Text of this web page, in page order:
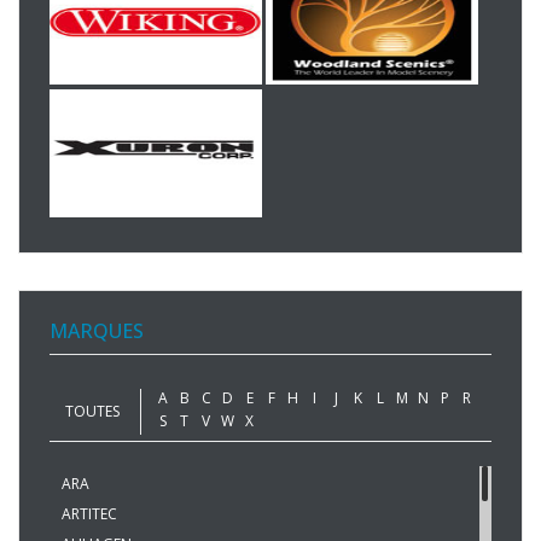
MARQUES
TOUTES
A B C D E F H I J K L M N P
R
S
T V W X
ARA
ARTITEC